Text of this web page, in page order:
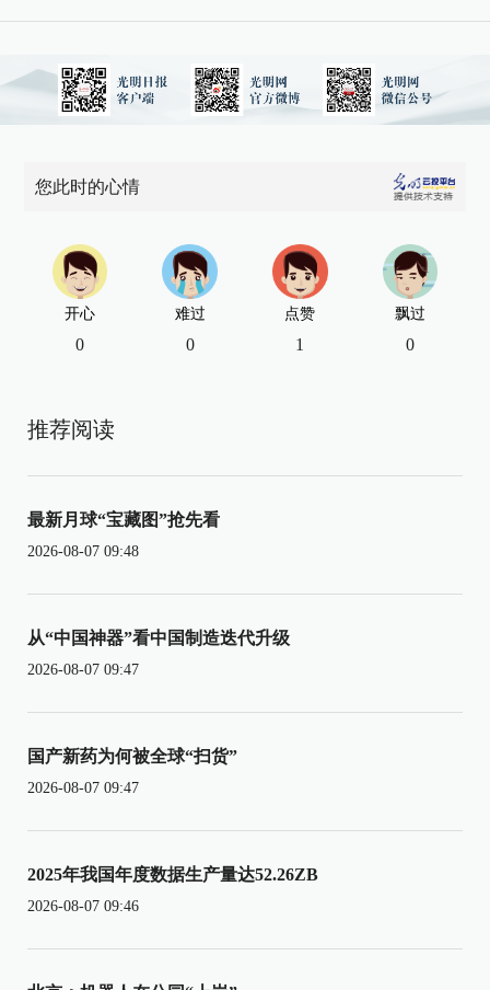
您此时的心情
开心
0
难过
0
点赞
1
飘过
0
推荐阅读
最新月球“宝藏图”抢先看
2026-08-07 09:48
从“中国神器”看中国制造迭代升级
2026-08-07 09:47
国产新药为何被全球“扫货”
2026-08-07 09:47
2025年我国年度数据生产量达52.26ZB
2026-08-07 09:46